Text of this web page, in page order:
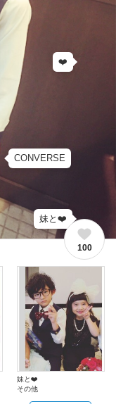
CONVERSE
❤️
妹と❤️
100
妹と❤️
その他